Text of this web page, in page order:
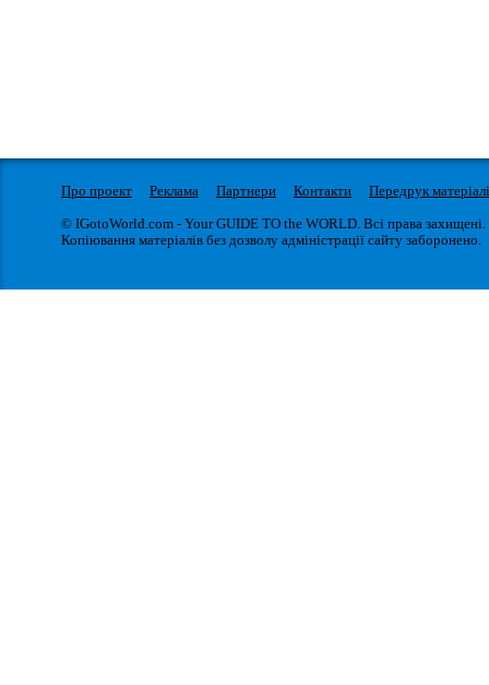
Про проект Реклама Партнери Контакти
Передрук
© IGotoWorld.com - Your GUIDE TO the WORLD. Всі права захищені.
Копіювання матеріалів без дозволу адміністрації сайту заборонено.